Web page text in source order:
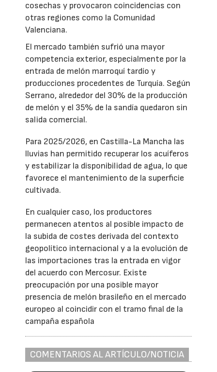
cosechas y provocaron coincidencias con
otras regiones como la Comunidad
Valenciana.
El mercado también sufrió una mayor
competencia exterior, especialmente por la
entrada de melón marroquí tardío y
producciones procedentes de Turquía. Según
Serrano, alrededor del 30% de la producción
de melón y el 35% de la sandía quedaron sin
salida comercial.
Para 2025/2026, en Castilla-La Mancha las
lluvias han permitido recuperar los acuíferos
y estabilizar la disponibilidad de agua, lo que
favorece el mantenimiento de la superficie
cultivada.
En cualquier caso, los productores
permanecen atentos al posible impacto de
la subida de costes derivada del contexto
geopolítico internacional y a la evolución de
las importaciones tras la entrada en vigor
del acuerdo con Mercosur. Existe
preocupación por una posible mayor
presencia de melón brasileño en el mercado
europeo al coincidir con el tramo final de la
campaña española
COMENTARIOS AL ARTÍCULO/NOTICIA